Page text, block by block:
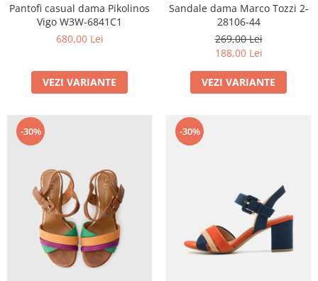
Pantofi casual dama Pikolinos
Vigo W3W-6841C1
680,00 Lei
VEZI VARIANTE
Sandale dama Marco Tozzi 2-
28106-44
269,00 Lei
188,00 Lei
VEZI VARIANTE
-30% -30%